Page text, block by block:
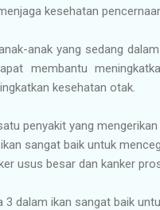
kesehatan
anak yang sedang
membantu
kesehatan otak.
penyakit yang
sangat baik untuk
usus besar dan kanker
dalam ikan sangat baik